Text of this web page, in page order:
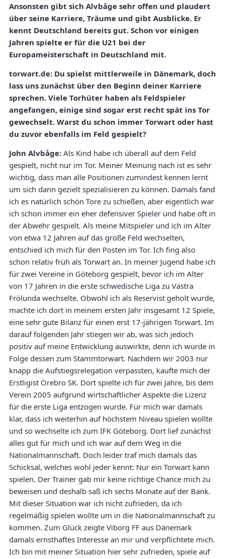
Ansonsten gibt sich Alvbåge sehr offen und plaudert
über seine Karriere, Träume und gibt Ausblicke. Er
kennt Deutschland bereits gut. Schon vor einigen
Jahren spielte er für die U21 bei der
Europameisterschaft in Deutschland mit.
torwart.de: Du spielst mittlerweile in Dänemark, doch
lass uns zunächst über den Beginn deiner Karriere
sprechen. Viele Torhüter haben als Feldspieler
angefangen, einige sind sogar erst recht spät ins Tor
gewechselt. Warst du schon immer Torwart oder hast
du zuvor ebenfalls im Feld gespielt?
John Alvbåge: Als Kind habe ich überall auf dem Feld
gespielt, nicht nur im Tor. Meiner Meinung nach ist es sehr
wichtig, dass man alle Positionen zumindest kennen lernt
um sich dann gezielt spezialisieren zu können. Damals fand
ich es natürlich schön Tore zu schießen, aber eigentlich war
ich schon immer ein eher defensiver Spieler und habe oft in
der Abwehr gespielt. Als meine Mitspieler und ich im Alter
von etwa 12 Jahren auf das große Feld wechselten,
entschied ich mich für den Posten im Tor. Ich fing also
schon relativ früh als Torwart an. In meiner Jugend habe ich
für zwei Vereine in Göteborg gespielt, bevor ich im Alter
von 17 Jahren in die erste schwedische Liga zu Västra
Frölunda wechselte. Obwohl ich als Reservist geholt wurde,
machte ich dort in meinem ersten Jahr insgesamt 12 Spiele,
eine sehr gute Bilanz für einen erst 17-jährigen Torwart. Im
darauf folgenden Jahr stiegen wir ab, was sich jedoch
positiv auf meine Entwicklung auswirkte, denn ich wurde in
Folge dessen zum Stammtorwart. Nachdem wir 2003 nur
knapp die Aufstiegsrelegation verpassten, kaufte mich der
Erstligist Örebro SK. Dort spielte ich für zwei Jahre, bis dem
Verein 2005 aufgrund wirtschaftlicher Aspekte die Lizenz
für die erste Liga entzogen wurde. Für mich war damals
klar, dass ich weiterhin auf höchstem Niveau spielen wollte
und so wechselte ich zum IFK Göteborg. Dort lief zunächst
alles gut für mich und ich war auf dem Weg in die
Nationalmannschaft. Doch leider traf mich damals das
Schicksal, welches wohl jeder kennt: Nur ein Torwart kann
spielen. Der Trainer gab mir keine richtige Chance mich zu
beweisen und deshalb saß ich sechs Monate auf der Bank.
Mit dieser Situation war ich nicht zufrieden, da ich
regelmäßig spielen wollte um in die Nationalmannschaft zu
kommen. Zum Glück zeigte Viborg FF aus Dänemark
damals ernsthaftes Interesse an mir und verpflichtete mich.
Ich bin mit meiner Situation hier sehr zufrieden, spiele auf